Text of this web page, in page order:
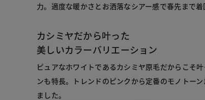
力。適度な暖かさとお洒落なシアー感で春先まで着
カシミヤだから叶った
美しいカラーバリエーション
ピュアなホワイトであるカシミヤ原毛だからこそ
ンも特長。トレンドのピンクから定番のモノトー
ました。